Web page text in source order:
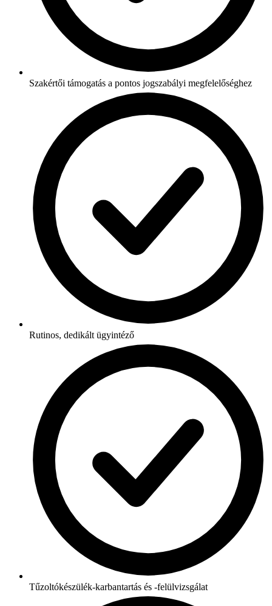
Szakértői támogatás a pontos jogszabályi megfelelőséghez
Rutinos, dedikált ügyintéző
Tűzoltókészülék-karbantartás és -felülvizsgálat